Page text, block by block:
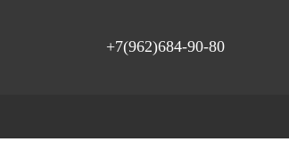
+7(962)684-90-80